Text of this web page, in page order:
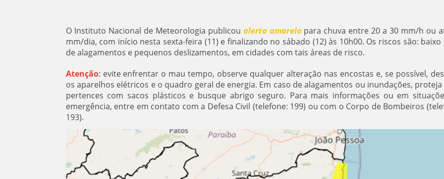
O Instituto Nacional de Meteorologia publicou alerta amarelopara chuva entre 20 a 30 mm/h ou
mm/dia, com início nesta sexta-feira (11) e finalizando no sábado (12) às 10h00. Os riscos são: baixo
de alagamentos e pequenos deslizamentos, em cidades com tais áreas de risco.
Atenção: evite enfrentar o mau tempo, observe qualquer alteração nas encostas e, se possível,
os aparelhos elétricos e o quadro geral de energia. Em caso de alagamentos ou inundações, proteja
pertences com sacos plásticos e busque abrigo seguro. Para mais informações ou em
emergência, entre em contato com a Defesa Civil (telefone: 199) ou com o Corpo de Bombeiros
193).